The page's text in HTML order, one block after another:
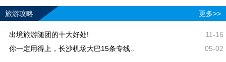
旅游攻略 更多>>
出境旅游随团的十大好处!
11-16
你一定用得上，长沙机场大巴15条专线..
05-02